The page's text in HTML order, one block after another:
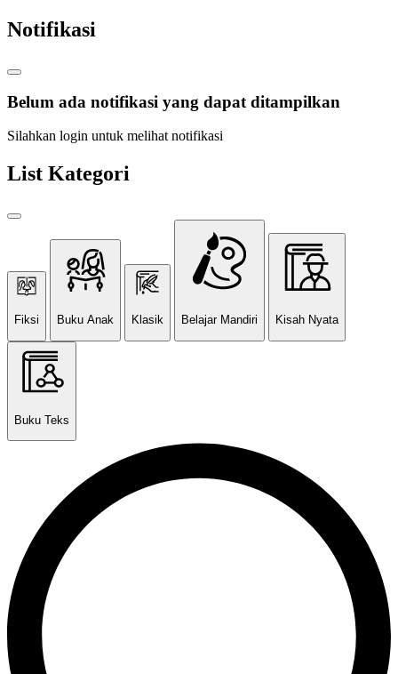
Notifikasi
Belum ada notifikasi yang dapat ditampilkan
Silahkan login untuk melihat notifikasi
List Kategori
Fiksi Buku Anak Klasik Belajar Mandiri Kisah Nyata
Buku Teks